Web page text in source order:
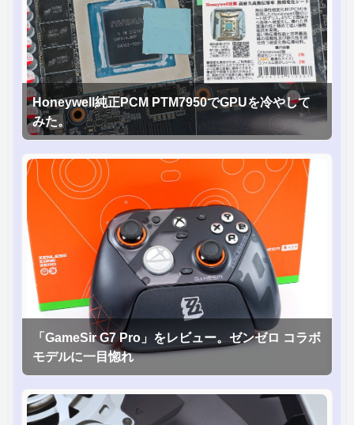
Honeywell純正PCM PTM7950でGPUを冷やして
みた。
「GameSir G7 Pro」をレビュー。ゼンゼロ コラボ
モデルに一目惚れ